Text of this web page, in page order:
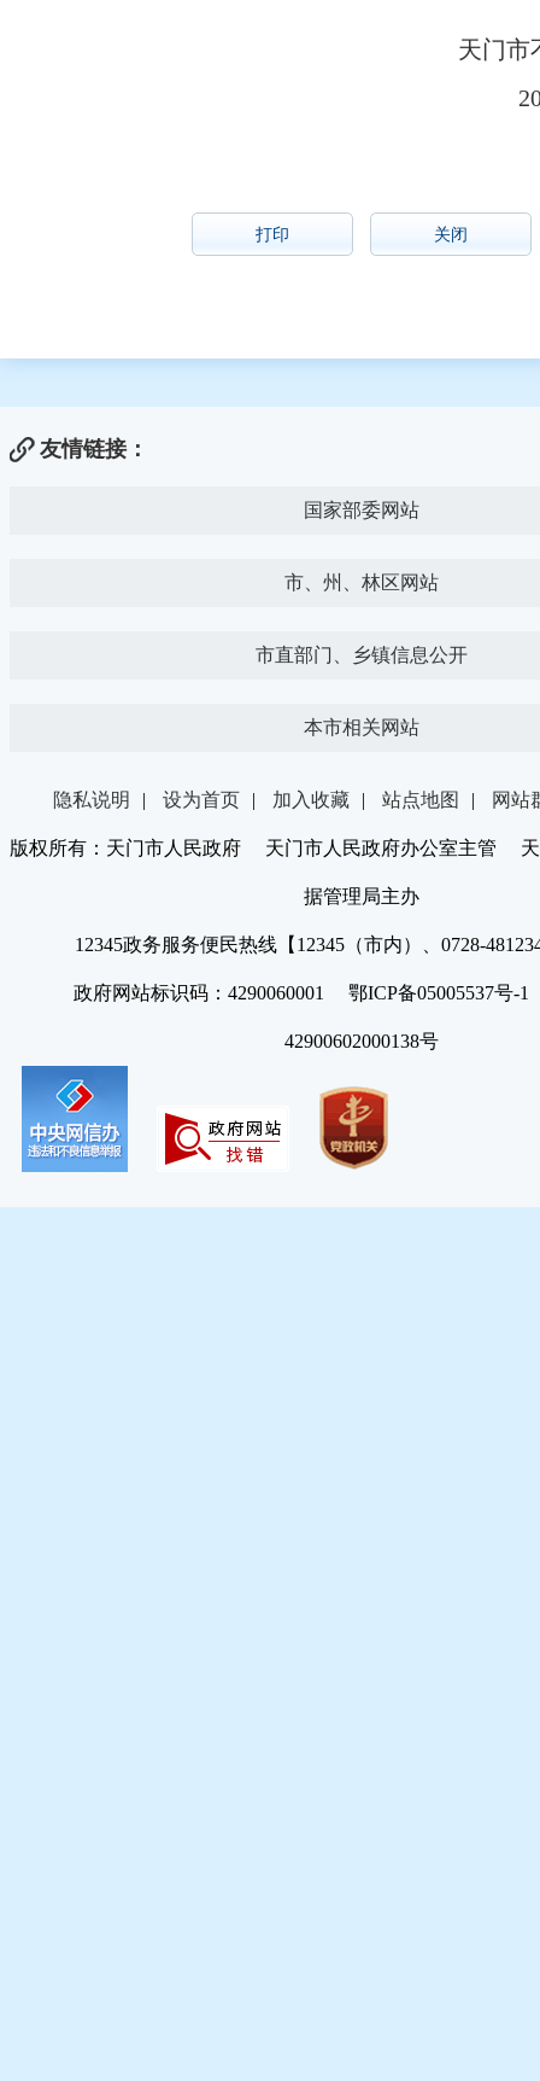
天门市
打印 关闭
友情链接：
国家部委网站
市、州、林区网站
市直部门、乡镇信息公开
本市相关网站
隐私说明 | 设为首页 | 加入收藏 | 站点地图 | 网站
版权所有：天门市人民政府 天门市人民政府办公室主管 天
据管理局主办
12345政务服务便民热线【12345（市内）、0728-
政府网站标识码：4290060001 鄂ICP备05005537号
42900602000138号